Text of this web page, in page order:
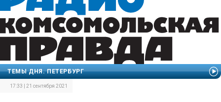
ТЕМЫ ДНЯ. ПЕТЕРБУРГ
17:33 | 21 сентября 2021